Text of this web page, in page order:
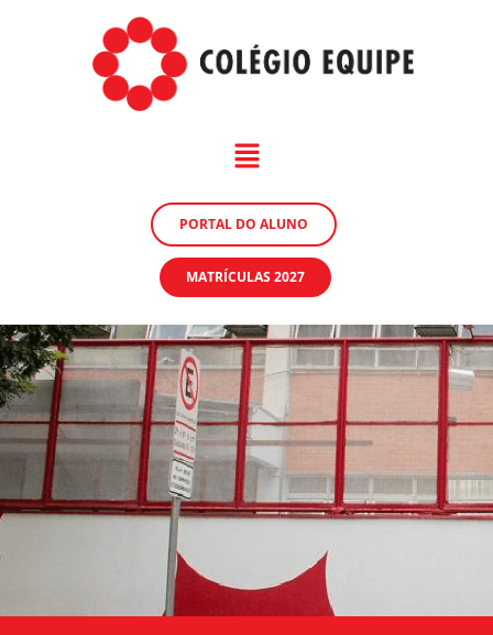
PORTAL DO ALUNO
MATRÍCULAS 2027